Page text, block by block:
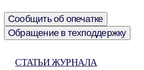
Сообщить об опечатке
Обращение в техподдержку
СТАТЬИ ЖУРНАЛА